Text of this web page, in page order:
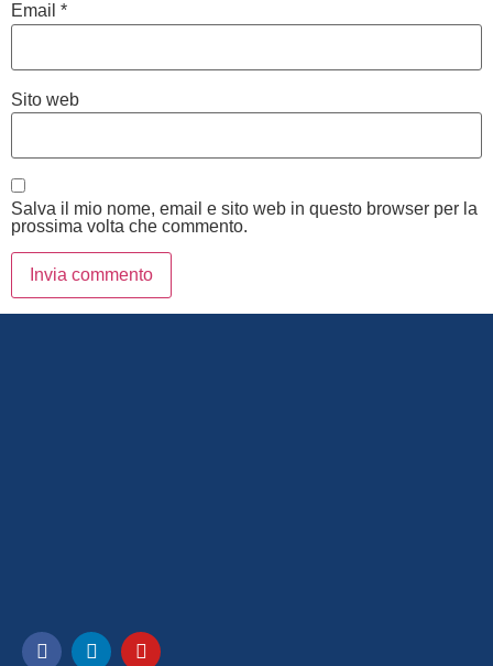
Email *
Sito web
Salva il mio nome, email e sito web in questo browser per la
prossima volta che commento.